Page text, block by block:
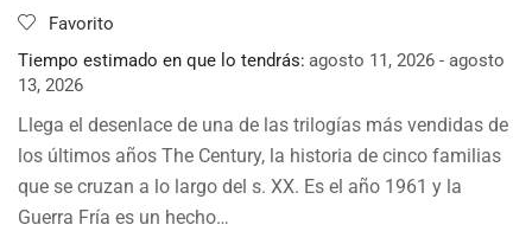
Favorito
Tiempo estimado en que lo tendrás: agosto 11, 2026 - agosto
13, 2026
Llega el desenlace de una de las trilogías más vendidas de
los últimos años The Century, la historia de cinco familias
que se cruzan a lo largo del s. XX. Es el año 1961 y la
Guerra Fría es un hecho…